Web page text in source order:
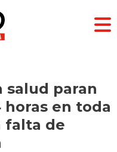
salud paran
en toda
falta de